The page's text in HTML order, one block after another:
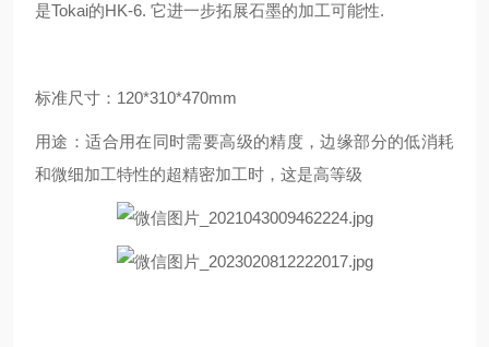
是Tokai的HK-6. 它进一步拓展石墨的加工可能性.
标准尺寸：120*310*470mm
用途：适合用在同时需要高级的精度，边缘部分的低消耗
和微细加工特性的超精密加工时，这是高等级